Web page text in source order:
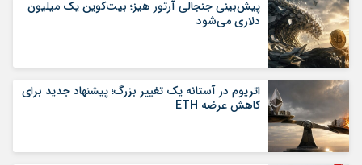
پیش‌بینی جنجالی آرتور هیز؛ بیت‌کوین یک میلیون
دلاری می‌شود
اتریوم در آستانه یک تغییر بزرگ؛ پیشنهاد جدید برای
کاهش عرضه ETH